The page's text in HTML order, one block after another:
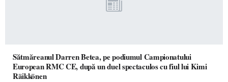
Sătmăreanul Darren Betea, pe podiumul Campionatului
European RMC CE, după un duel spectaculos cu fiul lui Kimi
Räikkönen